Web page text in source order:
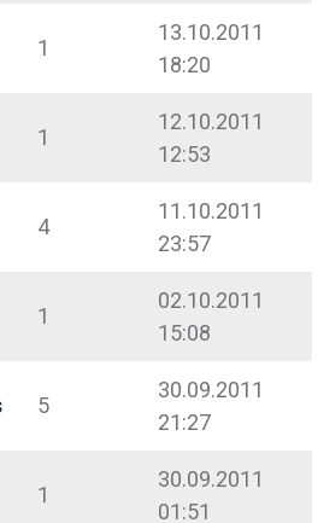
1
13.10.2011
18:20
1
12.10.2011
12:53
4
11.10.2011
23:57
1
02.10.2011
15:08
5
30.09.2011
21:27
1
30.09.2011
01:51